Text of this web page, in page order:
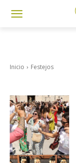
Inicio Festejos